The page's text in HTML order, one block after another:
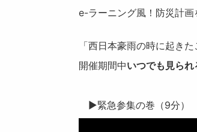
e-ラーニング風！防災計
「西日本豪雨の時に起き
開催期間中いつでも見られ
▶緊急参集の巻（9分）